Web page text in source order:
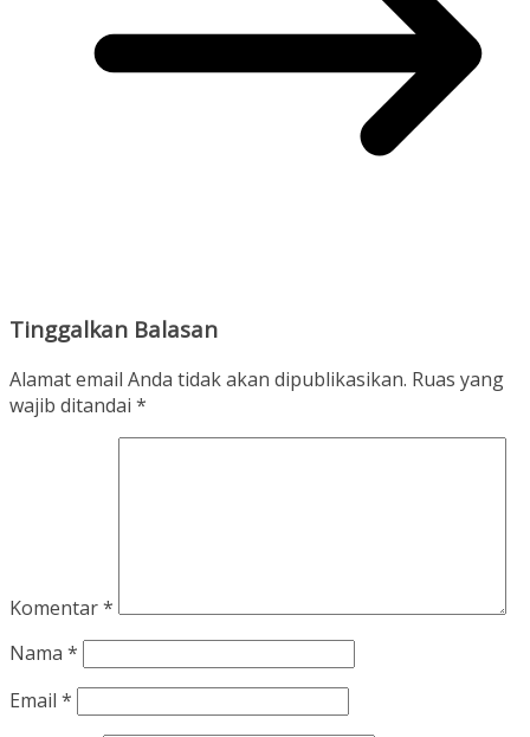
Tinggalkan Balasan
Alamat email Anda tidak akan dipublikasikan. Ruas yang
wajib ditandai *
Komentar*
Nama *
Email *